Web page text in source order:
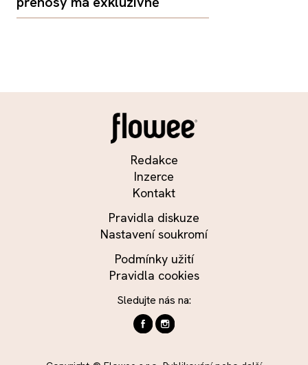
Redakce
Inzerce
Kontakt
Pravidla diskuze
Nastavení soukromí
Podmínky užití
Pravidla cookies
Sledujte nás na: